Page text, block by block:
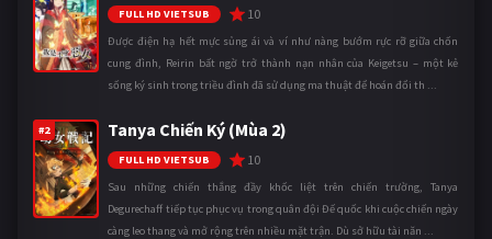
FULL HD VIETSUB 10
Được điện hạ hết mực sủng ái và ví như nàng bướm rực rỡ giữa chốn
cung đình, Reirin bất ngờ trở thành nạn nhân của Keigetsu – một kẻ
sống ký sinh trong triều đình đã sử dụng ma thuật để hoán đổi th ...
#2 Tanya Chiến Ký (Mùa 2)
FULL HD VIETSUB 10
Sau những chiến thắng đầy khốc liệt trên chiến trường, Tanya
Degurechaff tiếp tục phục vụ trong quân đội Đế quốc khi cuộc chiến ngày
càng leo thang và mở rộng trên nhiều mặt trận. Dù sở hữu tài năn ...